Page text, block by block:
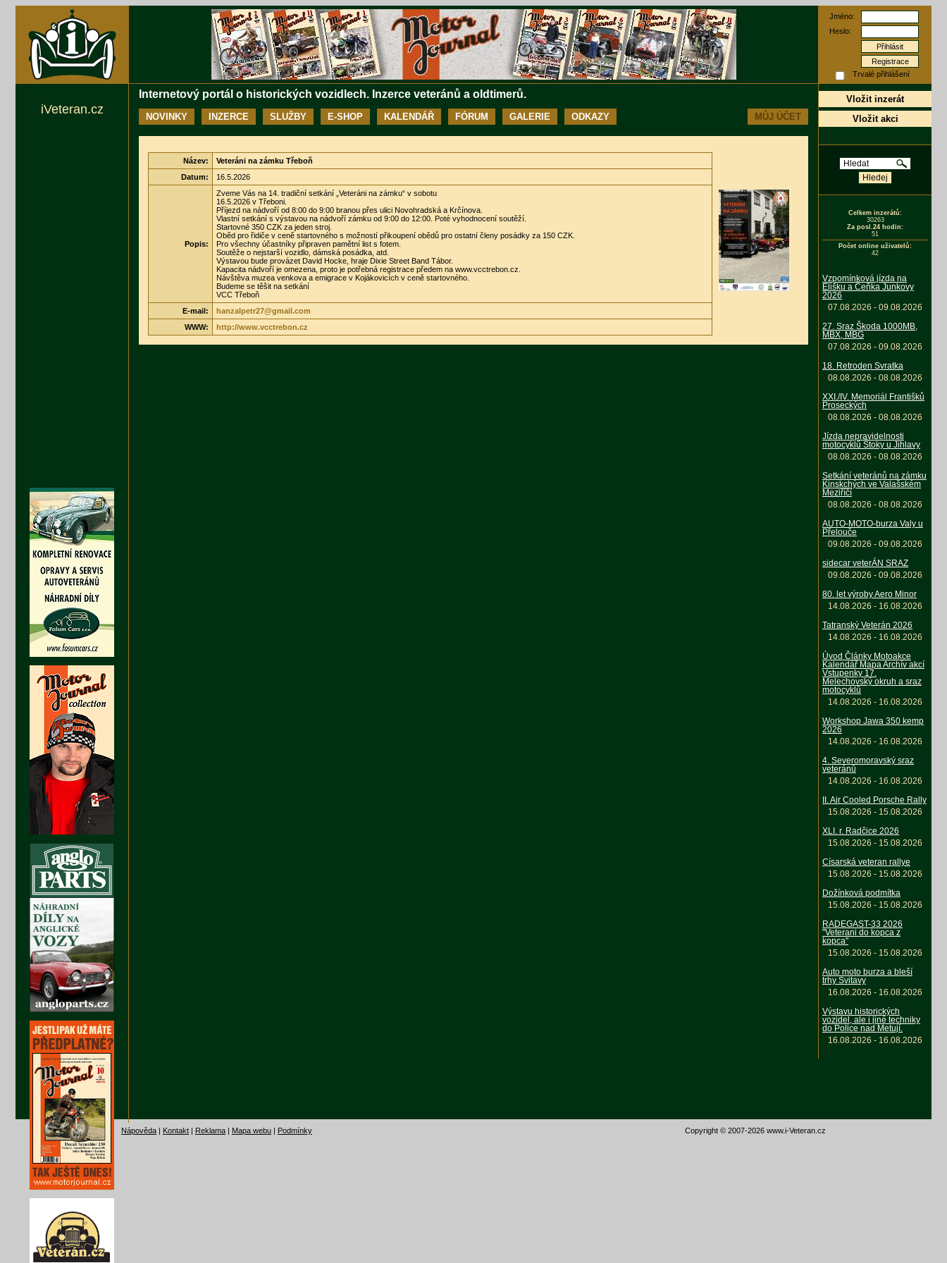
Internetový portál o historických vozidlech. Inzerce veteránů a oldtimerů.
NOVINKY INZERCE SLUŽBY E-SHOP KALENDÁŘ FÓRUM GALERIE ODKAZY MŮJ ÚČET
Název:
Veteráni na zámku Třeboň
Datum:
16.5.2026
Popis:
Zveme Vás na 14. tradiční setkání „Veteráni na zámku“ v sobotu
16.5.2026 v Třeboni.
Příjezd na nádvoří od 8:00 do 9:00 branou přes ulici Novohradská a Krčínova.
Vlastní setkání s výstavou na nádvoří zámku od 9:00 do 12:00. Poté vyhodnocení soutěží.
Startovné 350 CZK za jeden stroj.
Oběd pro řidiče v ceně startovného s možností přikoupení obědů pro ostatní členy posádky za 150 CZK.
Pro všechny účastníky připraven pamětní list s fotem.
Soutěže o nejstarší vozidlo, dámská posádka, atd.
Výstavou bude provázet David Hocke, hraje Dixie Street Band Tábor.
Kapacita nádvoří je omezena, proto je potřebná registrace předem na www.vcctrebon.cz.
Návštěva muzea venkova a emigrace v Kojákovicích v ceně startovného.
Budeme se těšit na setkání
VCC Třeboň
E-mail:
hanzalpetr27@gmail.com
WWW:
http://www.vcctrebon.cz
Jméno:
Heslo:
Registrace
Trvalé přihlášení
Vložit inzerát
Vložit akci
Celkem inzerátů:
30263
Za posl.24 hodin:
51
Počet online uživatelů:
42
Vzpomínková jízda na
Elišku a Čeňka Junkovy
2026
07.08.2026 - 09.08.2026
27. Sraz Škoda 1000MB,
MBX, MBG
07.08.2026 - 09.08.2026
18. Retroden Svratka
08.08.2026 - 08.08.2026
XXI./IV. Memoriál Františků
Proseckých
08.08.2026 - 08.08.2026
Jízda nepravidelnosti
motocyklů Štoky u Jihlavy
08.08.2026 - 08.08.2026
Setkání veteránů na zámku
Kinskchých ve Valašském
Meziříčí
08.08.2026 - 08.08.2026
AUTO-MOTO-burza Valy u
Přelouče
09.08.2026 - 09.08.2026
sidecar veterÁN SRAZ
09.08.2026 - 09.08.2026
80. let výroby Aero Minor
14.08.2026 - 16.08.2026
Tatranský Veterán 2026
14.08.2026 - 16.08.2026
Úvod Články Motoakce
Kalendář Mapa Archív akcí
Vstupenky 17.
Melechovský okruh a sraz
motocyklů
14.08.2026 - 16.08.2026
Workshop Jawa 350 kemp
2026
14.08.2026 - 16.08.2026
4. Severomoravský sraz
veteránů
14.08.2026 - 16.08.2026
II. Air Cooled Porsche Rally
15.08.2026 - 15.08.2026
XLI. r. Radčice 2026
15.08.2026 - 15.08.2026
Císarská veteran rallye
15.08.2026 - 15.08.2026
Dožínková podmítka
15.08.2026 - 15.08.2026
RADEGAST-33 2026
"Veterani do kopca z
kopca"
15.08.2026 - 15.08.2026
Auto moto burza a bleší
trhy Svitavy
16.08.2026 - 16.08.2026
Výstavu historických
vozidel, ale i jiné techniky
do Police nad Metují.
16.08.2026 - 16.08.2026
iVeteran.cz
Nápověda | Kontakt | Reklama | Mapa webu | Podmínky Copyright © 2007-2026 www.i-Veteran.cz